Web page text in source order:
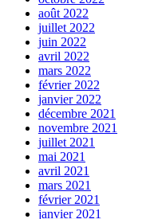
août 2022
juillet 2022
juin 2022
avril 2022
mars 2022
février 2022
janvier 2022
décembre 2021
novembre 2021
juillet 2021
mai 2021
avril 2021
mars 2021
février 2021
janvier 2021